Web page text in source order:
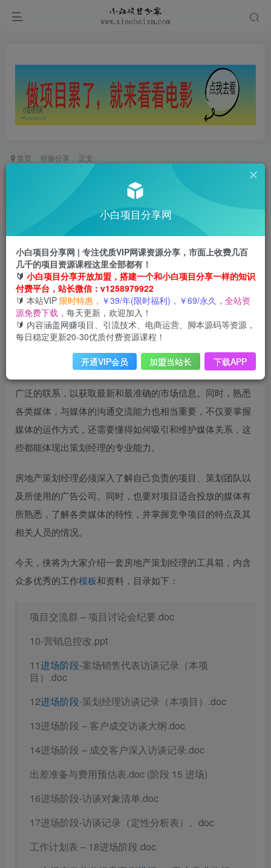
首页 经验分享 正文
客户描摹表格，客户描摹表格怎么做？
0 689 41
客户描摹表格，客户描摹表格怎么做？
如需下载报告，请点击我的头条号头像并私信我，回复关键
词【下载】即可获取报告，拓展人脉资源。
一位优秀的开发商策划经理应该与公司内部各个部门保持良
好的关系，对下属既要严格要求，又要关怀备至，因此能够
还应在行业内建立
广泛的联系，以获取最新和最准确的市场信息。同时，熟悉
各类媒体，与媒体的沟通交流能力也相当重要，不仅要掌握
媒体的运作方式，还需要懂得如何吸引和维护媒体关系，这
些都能体现出策划经理的专业能力。
房地产策划经理必须深入了解自己负责的项目、策划团队以
及所使用的广告公司。同时，也要对项目适合投放的媒体有
所熟悉，了解各类媒体的特性，并掌握竞争项目的特点及其
相关人员的情况。
今天，侠将为大家介绍一套房地产策划经理的工具箱，内含
众多优秀的工作模板和资料，目录如下：
项目交流群 – 项目讨论会纪要.doc
10-营销总控改.ppt
11进场阶段-案场销售代表访谈记录（本项
目）.doc
12进场阶段-策划经理访谈记录（本项目）.doc
13进场阶段 – 客户成交访谈大纲.doc
14进场阶段 – 成交客户深入访谈记录.doc
出差准备与费用预估表.doc (阶段 15 进场)
16进场阶段-访谈对象清单.doc
17进场阶段-访谈记录（定性分析表）。doc
工作计划表 – 18进场阶段.doc
小白项目分享网
小白项目分享网 | 专注优质VIP网课资源分享，市面上收费几百
几千的项目资源课程这里全部都有！
🔰 小白项目分享开放加盟，搭建一个和小白项目分享一样的知识
付费平台，站长微信：v1258979922
🔰 本站VIP 限时特惠， ￥39/年(限时福利)，￥69/永久， 全站资
源免费下载， 每天更新，欢迎加入！
🔰 内容涵盖网赚项目、引流技术、电商运营、脚本源码等资源，
每日稳定更新20-30优质付费资源课程！
开通VIP会员 加盟当站长 下载APP